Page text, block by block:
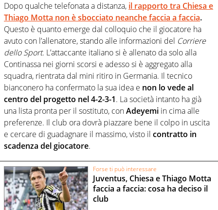
Dopo qualche telefonata a distanza, il rapporto tra Chiesa e
Thiago Motta non è sbocciato neanche faccia a faccia.
Questo è quanto emerge dal colloquio che il giocatore ha
avuto con l’allenatore, stando alle informazioni del Corriere
dello Sport. L’attaccante italiano si è allenato da solo alla
Continassa nei giorni scorsi e adesso si è aggregato alla
squadra, rientrata dal mini ritiro in Germania. Il tecnico
bianconero ha confermato la sua idea e non lo vede al
centro del progetto nel 4-2-3-1. La società intanto ha già
una lista pronta per il sostituto, conAdeyemi in cima alle
preferenze. Il club ora dovrà piazzare bene il colpo in uscita
e cercare di guadagnare il massimo, visto il contratto in
scadenza del giocatore.
Forse ti può interessare
Juventus, Chiesa e Thiago Motta
faccia a faccia: cosa ha deciso il
club